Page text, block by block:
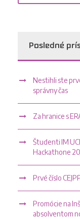
Posledné
Nestihli ste
správny čas
Za hranice s
Študenti IM
Hackathone
Prvé číslo
Promócie na
absolventom